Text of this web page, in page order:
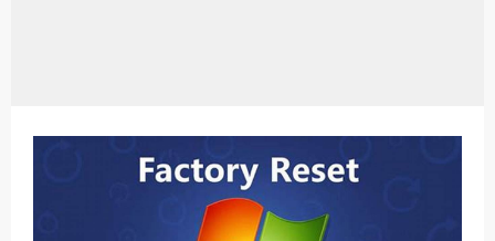
Bitcoin Miner Android: Apa Itu Dan Bagaimana Cara Menggunakannya
Pp Wa Couple Pasangan: Cara Terbaik Untuk Menjaga Hubungan